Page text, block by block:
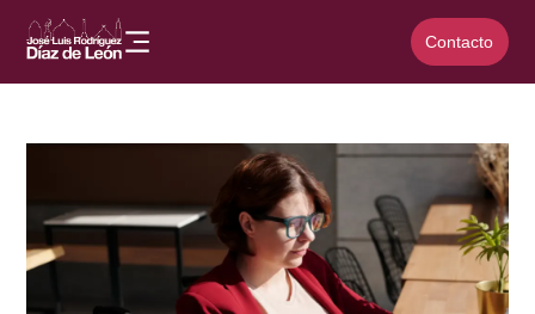
Contacto